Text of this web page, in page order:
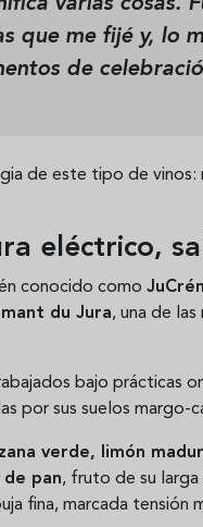
que me fijé y, lo
de
de este tipo de
eléctrico,
conocido como
du Jura, una de
bajo prácticas
por sus suelos margo-
verde, limón
pan, fruto de su larga
fina, marcada tensión